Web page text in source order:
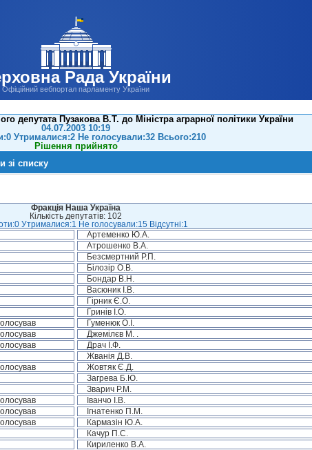
Рада України
Офіційний вебпортал парламенту України
депутата Пузакова В.Т. до Міністра аграрної політики України
04.07.2003 10:19
Утрималися:2 Не голосували:32 Всього:210
Рішення прийнято
зі списку
Фракція Наша Україна
Кількість депутатів: 102
Утрималися:1 Не голосували:15 Відсутні:1
Артеменко Ю.А.
Атрошенко В.А.
Безсмертний Р.П.
Білозір О.В.
Бондар В.Н.
Васюник І.В.
Гірник Є.О.
Гринів І.О.
Гуменюк О.І.
Джемілєв М. .
Драч І.Ф.
Жванія Д.В.
Жовтяк Є.Д.
Загрева Б.Ю.
Зварич Р.М.
Іванчо І.В.
Ігнатенко П.М.
Кармазін Ю.А.
Качур П.С.
Кириленко В.А.